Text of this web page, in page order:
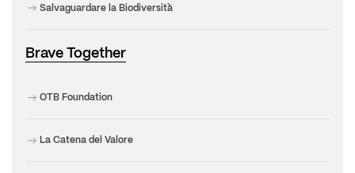
Salvaguardare la Biodiversità
Brave Together
OTB Foundation
La Catena del Valore